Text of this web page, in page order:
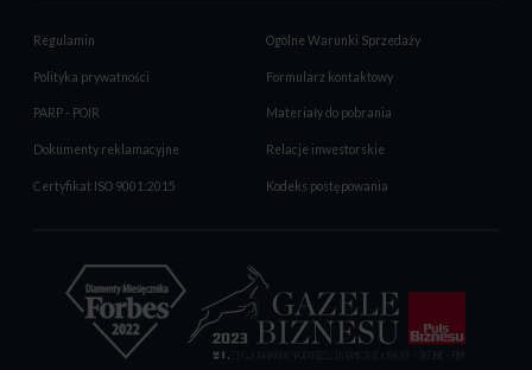
Regulamin Ogólne Warunki Sprzedaży
Polityka prywatności Formularz kontaktowy
PARP - POIR Materiały do pobrania
Dokumenty reklamacyjne Relacje inwestorskie
Certyfikat ISO 9001:2015 Kodeks postępowania